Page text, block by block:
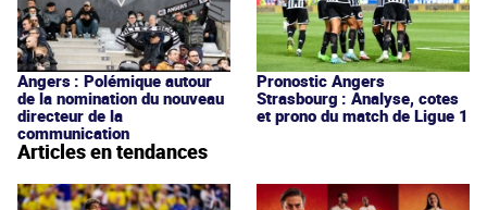
Angers : Polémique autour
de la nomination du nouveau
directeur de la
communication
Pronostic Angers
Strasbourg : Analyse, cotes
et prono du match de Ligue 1
Articles en tendances